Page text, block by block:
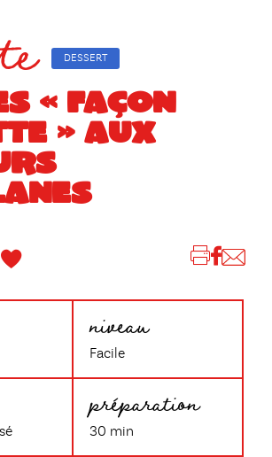
DESSERT
« FAÇON
» AUX
niveau
Facile
préparation
30 min